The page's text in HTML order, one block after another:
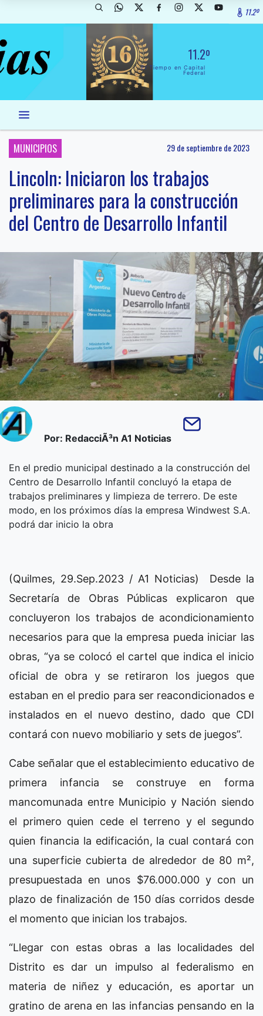
11.2º
11.2º
El Tiempo en Capital
Federal
MUNICIPIOS 29 de septiembre de 2023
Lincoln: Iniciaron los trabajos
preliminares para la construcción
del Centro de Desarrollo Infantil
Por: RedacciÃ³n A1 Noticias
En el predio municipal destinado a la construcción del
Centro de Desarrollo Infantil concluyó la etapa de
trabajos preliminares y limpieza de terrero. De este
modo, en los próximos días la empresa Windwest S.A.
podrá dar inicio la obra
(Quilmes, 29.Sep.2023 / A1 Noticias) Desde la
Secretaría de Obras Públicas explicaron que
concluyeron los trabajos de acondicionamiento
necesarios para que la empresa pueda iniciar las
obras, “ya se colocó el cartel que indica el inicio
oficial de obra y se retiraron los juegos que
estaban en el predio para ser reacondicionados e
instalados en el nuevo destino, dado que CDI
contará con nuevo mobiliario y sets de juegos”.
Cabe señalar que el establecimiento educativo de
primera infancia se construye en forma
mancomunada entre Municipio y Nación siendo
el primero quien cede el terreno y el segundo
quien financia la edificación, la cual contará con
una superficie cubierta de alrededor de 80 m²,
presupuestada en unos $76.000.000 y con un
plazo de finalización de 150 días corridos desde
el momento que inician los trabajos.
“Llegar con estas obras a las localidades del
Distrito es dar un impulso al federalismo en
materia de niñez y educación, es aportar un
gratino de arena en las infancias pensando en la